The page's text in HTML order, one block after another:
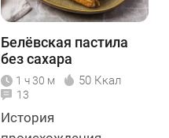
Белёвская пастила
без сахара
1 ч 30 м 50 Ккал
13
История